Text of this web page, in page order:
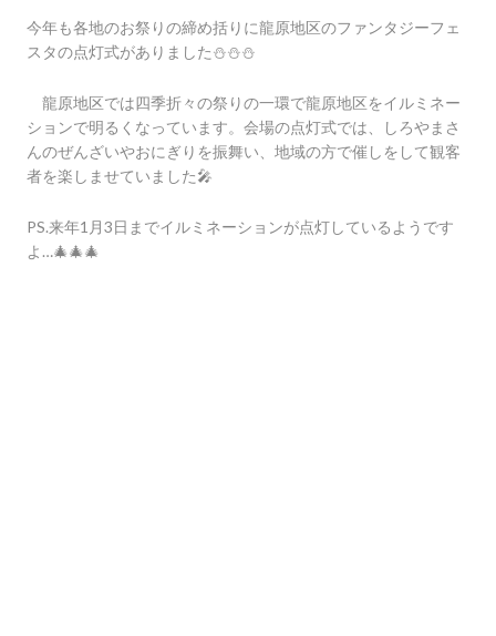
今年も各地のお祭りの締め括りに龍原地区のファンタジーフェ
スタの点灯式がありました⛄️⛄️⛄️
龍原地区では四季折々の祭りの一環で龍原地区をイルミネー
ションで明るくなっています。会場の点灯式では、しろやまさ
んのぜんざいやおにぎりを振舞い、地域の方で催しをして観客
者を楽しませていました🎤
PS.来年1月3日までイルミネーションが点灯しているようです
よ…🎄🎄🎄